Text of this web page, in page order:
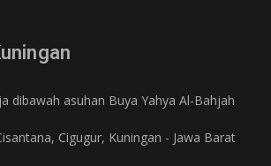
dibawah asuhan Buya Yahya Al-Bahjah
Cigugur, Kuningan - Jawa Barat